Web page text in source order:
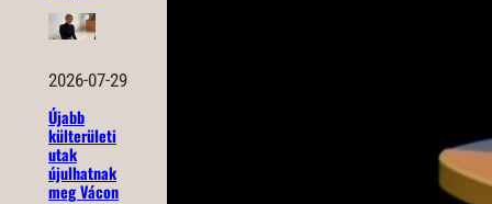
2026-07-29
Újabb
külterületi
utak
újulhatnak
meg Vácon